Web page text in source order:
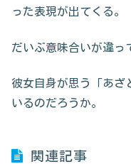
った表現が出てくる。
だいぶ意味合いが違っ
彼女自身が思う「あざ
いるのだろうか。
関連記事